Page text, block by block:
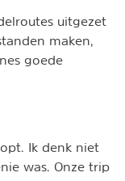
uitgezet
maken,
goede
Ik denk niet
was. Onze trip